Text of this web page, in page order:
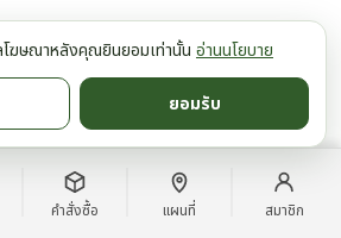
คำสั่งซื้อ แผนที่ สมาชิก
โฆษณาหลังคุณยินยอมเท่านั้น อ่านนโยบาย
ยอมรับ